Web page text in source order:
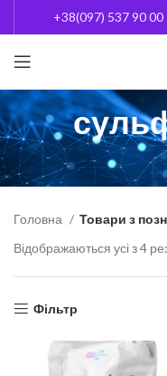
+38(097) 537 90 00
Головна
Товари з
Відображаються усі з 4
Фільтр